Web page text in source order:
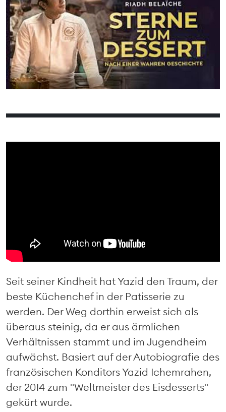
03
04 05 06 07 08
09
10
11 12 13 14 15
16
17
18 19 20 21 22
23
24
25 26 27 28
31
Seit seiner Kindheit hat Yazid den Traum, der
beste Küchenchef in der Patisserie zu
werden. Der Weg dorthin erweist sich als
überaus steinig, da er aus ärmlichen
Verhältnissen stammt und im Jugendheim
aufwächst. Basiert auf der Autobiografie des
französischen Konditors Yazid Ichemrahen,
der 2014 zum "Weltmeister des Eisdesserts"
gekürt wurde.